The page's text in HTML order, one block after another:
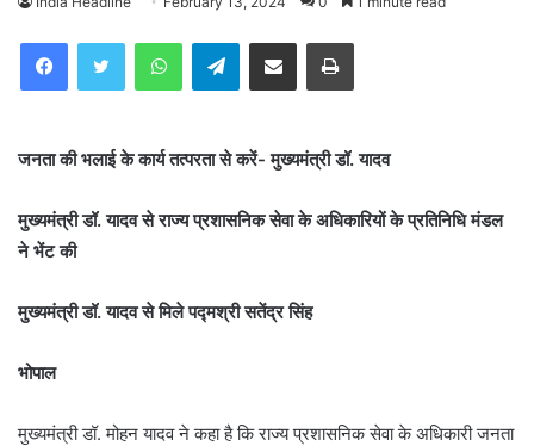
WhatsAppTelegramShare via Email Print
जनता की भलाई के कार्य तत्परता से करें- मुख्यमंत्री डॉ. यादव
मुख्यमंत्री डॉ. यादव से राज्य प्रशासनिक सेवा के अधिकारियों के प्रतिनिधि मंडल
ने भेंट की
मुख्यमंत्री डॉ. यादव से मिले पद्मश्री सतेंद्र सिंह
भोपाल
मुख्यमंत्री डॉ. मोहन यादव ने कहा है कि राज्य प्रशासनिक सेवा के अधिकारी जनता